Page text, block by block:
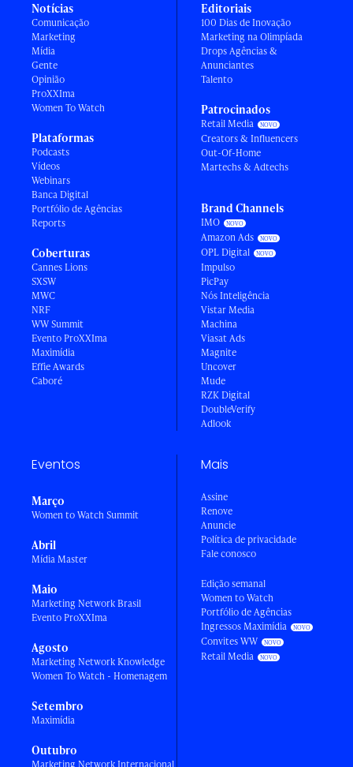
Notícias
Comunicação
Marketing
Mídia
Gente
Opinião
ProXXIma
Women To Watch
Plataformas
Podcasts
Vídeos
Webinars
Banca Digital
Portfólio de Agências
Reports
Coberturas
Cannes Lions
SXSW
MWC
NRF
WW Summit
Evento ProXXIma
Maximídia
Effie Awards
Caboré
Editoriais
100 Dias de Inovação
Marketing na Olimpíada
Drops Agências &
Anunciantes
Talento
Patrocinados
Retail Media
Creators & Influencers
Out-Of-Home
Martechs & Adtechs
Brand Channels
IMO
Amazon Ads
OPL Digital
Impulso
PicPay
Nós Inteligência
Vistar Media
Machina
Viasat Ads
Magnite
Uncover
Mude
RZK Digital
DoubleVerify
Adlook
Eventos
Março
Women to Watch Summit
Abril
Mídia Master
Maio
Marketing Network Brasil
Evento ProXXIma
Agosto
Marketing Network Knowledge
Women To Watch - Homenagem
Setembro
Maximídia
Outubro
Mais
Assine
Renove
Anuncie
Política de privacidade
Fale conosco
Edição semanal
Women to Watch
Portfólio de Agências
Ingressos Maximídia
Convites WW
Retail Media